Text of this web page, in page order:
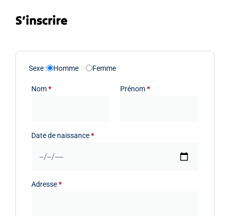
S’inscrire
Sexe : Homme Femme
Nom* Prénom*
Date de naissance*
Adresse*